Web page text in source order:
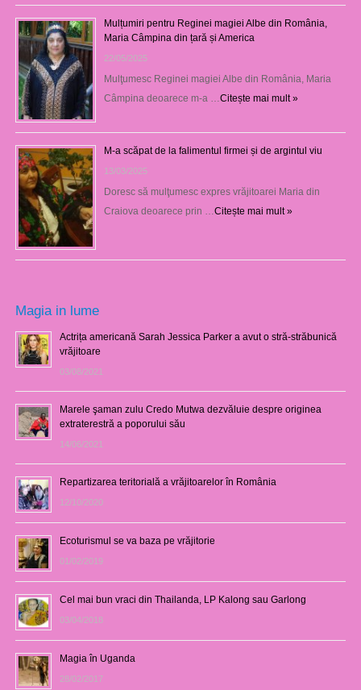
Mulțumiri pentru Reginei magiei Albe din România,
Maria Câmpina din țară și America
22/05/2025
Mulţumesc Reginei magiei Albe din România, Maria
Câmpina deoarece m-a … Citește mai mult »
M-a scăpat de la falimentul firmei și de argintul viu
13/03/2025
Doresc să mulţumesc expres vrăjitoarei Maria din
Craiova deoarece prin … Citește mai mult »
Magia in lume
Actrița americană Sarah Jessica Parker a avut o stră-străbunică
vrăjitoare
03/08/2021
Marele şaman zulu Credo Mutwa dezvăluie despre originea
extraterestră a poporului său
14/06/2021
Repartizarea teritorială a vrăjitoarelor în România
12/10/2020
Ecoturismul se va baza pe vrăjitorie
01/02/2019
Cel mai bun vraci din Thailanda, LP Kalong sau Garlong
03/04/2018
Magia în Uganda
28/02/2017